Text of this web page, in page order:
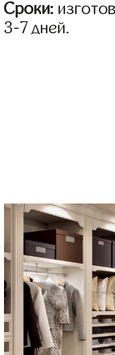
Сроки:
3-7 дней.